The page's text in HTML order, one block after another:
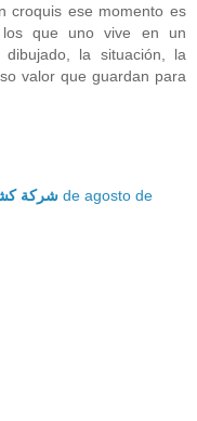
croquis ese momento es
que uno vive en un
la situación, la
valor que guardan para
شركة